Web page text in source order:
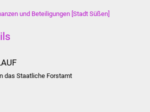
Wahlen
Partnerstädte
und Beteiligungen [Stadt Süßen]
das Staatliche Forstamt